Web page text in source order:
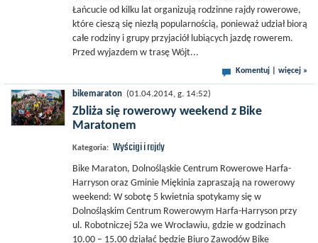
Łańcucie od kilku lat organizują rodzinne rajdy rowerowe,
które cieszą się niezłą popularnością, ponieważ udział biorą
całe rodziny i grupy przyjaciół lubiących jazdę rowerem.
Przed wyjazdem w trasę Wójt...
Komentuj więcej »
bikemaraton (01.04.2014, g. 14:52)
Zbliża się rowerowy weekend z Bike
Maratonem
Kategoria: Wyścigi i rajdy
Bike Maraton, Dolnośląskie Centrum Rowerowe Harfa-
Harryson oraz Gminie Miękinia zapraszają na rowerowy
weekend: W sobotę 5 kwietnia spotykamy się w
Dolnośląskim Centrum Rowerowym Harfa-Harryson przy
ul. Robotniczej 52a we Wrocławiu, gdzie w godzinach
10.00 – 15.00 działać będzie Biuro Zawodów Bike